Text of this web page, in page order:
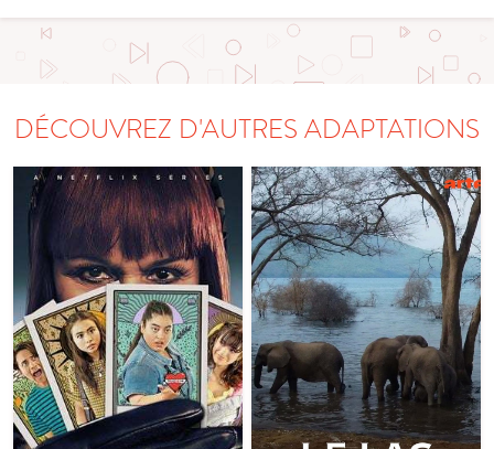
DÉCOUVREZ D'AUTRES ADAPTATIONS